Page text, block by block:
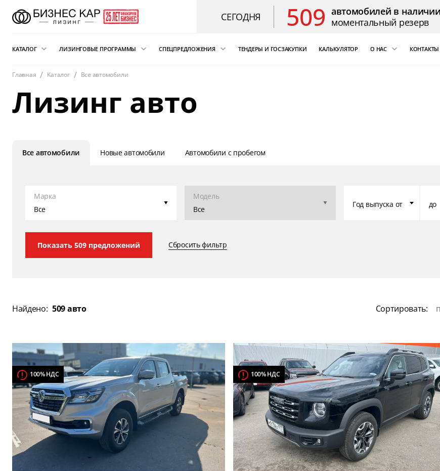
СЕГОДНЯ 509 автомобилей в наличии
моментальный резерв
КАТАЛОГ
Новые автомобили
Автомобили с пробегом
ЛИЗИНГОВЫЕ ПРОГРАММЫ
Финансовый лизинг
Операционная аренда
Возвратный лизинг
СПЕЦПРЕДЛОЖЕНИЯ
Сателлит
ТЕНДЕРЫ И ГОСЗАКУПКИ КАЛЬКУЛЯТОР О НАС КОНТАКТЫ
Главная Каталог Все автомобили
Лизинг авто
Все автомобили Новые автомобили Автомобили с пробегом
Марка
Все
Модель
Все
Год выпуска от до
Показать 509 предложений Сбросить фильтр
Найдено: 509 авто Сортировать:
100% НДС 100% НДС